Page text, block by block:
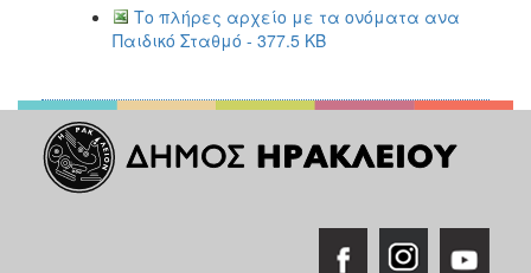
2006
ΤΟΠΟΣ
Το πλήρες αρχείο με τα ονόματα ανα
Παιδικό Σταθμό - 377.5 KB